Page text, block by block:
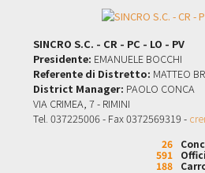
SINCRO S.C. - CR - PC - LO - PV
Presidente: EMANUELE BOCCHI
Referente di Distretto: MATTEO
District Manager: PAOLO CONCA
VIA CRIMEA, 7 - RIMINI
Tel. 037225006 - Fax 0372569319 -
26
591
188